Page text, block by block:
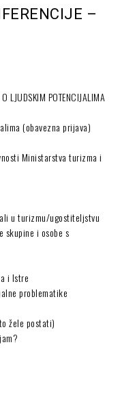
–
LJUDSKIM POTENCIJALIMA
(obavezna prijava)
Ministarstva turizma i
u turizmu/ugostiteljstvu
skupine i osobe s
i Istre
problematike
žele postati)